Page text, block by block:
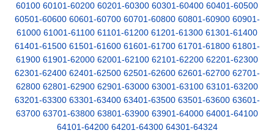
60100 60101-60200 60201-60300 60301-60400 60401-60500
60501-60600 60601-60700 60701-60800 60801-60900 60901-
61000 61001-61100 61101-61200 61201-61300 61301-61400
61401-61500 61501-61600 61601-61700 61701-61800 61801-
61900 61901-62000 62001-62100 62101-62200 62201-62300
62301-62400 62401-62500 62501-62600 62601-62700 62701-
62800 62801-62900 62901-63000 63001-63100 63101-63200
63201-63300 63301-63400 63401-63500 63501-63600 63601-
63700 63701-63800 63801-63900 63901-64000 64001-64100
64101-64200 64201-64300 64301-64324